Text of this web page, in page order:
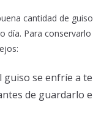
cantidad de
día. Para
guiso se enfríe a
de guardarlo